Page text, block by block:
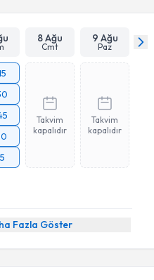
8 Ağu
Cmt
9 Ağu
Paz
Takvim
kapalıdır
Takvim
kapalıdır
Fazla Göster